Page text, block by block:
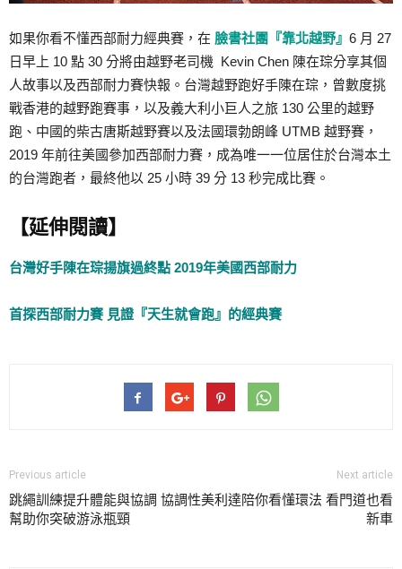
如果你看不懂西部耐力經典賽，在 臉書社團『靠北越野』 6 月 27
日早上 10 點 30 分將由越野老司機 Kevin Chen 陳在琮分享其個
人故事以及西部耐力賽快報。台灣越野跑好手陳在琮，曾數度挑
戰香港的越野跑賽事，以及義大利小巨人之旅 130 公里的越野
跑、中國的柴古唐斯越野賽以及法國環勃朗峰 UTMB 越野賽，
2019 年前往美國參加西部耐力賽，成為唯一一位居住於台灣本土
的台灣跑者，最終他以 25 小時 39 分 13 秒完成比賽。
【延伸閱讀】
台灣好手陳在琮揚旗過終點 2019年美國西部耐力
首探西部耐力賽 見證『天生就會跑』的經典賽
Previous article
跳繩訓練提升體能與協調 協調性
幫助你突破游泳瓶頸
Next article
美利達陪你看懂環法 看門道也看
新車